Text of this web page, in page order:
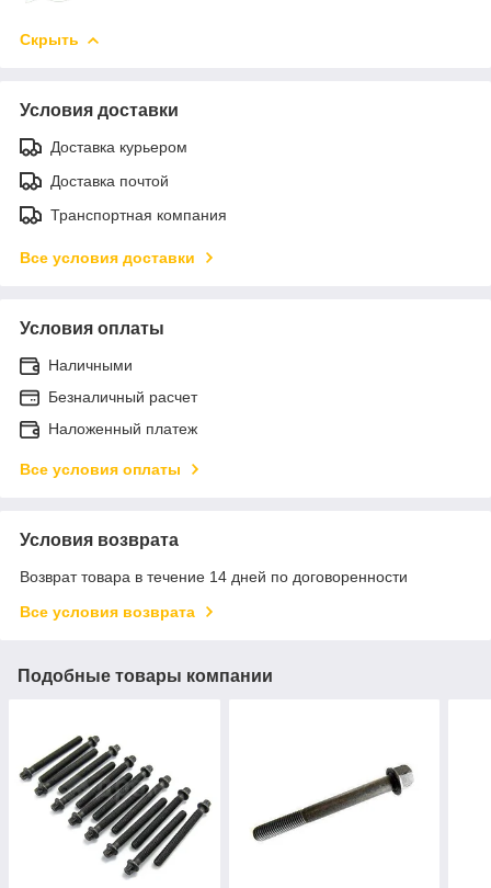
Скрыть
Условия доставки
Доставка курьером
Доставка почтой
Транспортная компания
Все условия доставки
Условия оплаты
Наличными
Безналичный расчет
Наложенный платеж
Все условия оплаты
Условия возврата
Возврат товара в течение 14 дней по договоренности
Все условия возврата
Подобные товары компании